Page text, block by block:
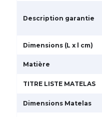
Description garantie
Dimensions (L x l cm)
Matière
TITRE LISTE MATELAS
Dimensions Matelas